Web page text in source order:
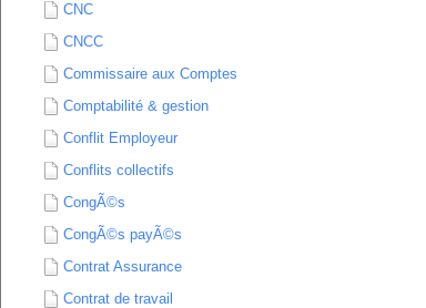
CNC
CNCC
Commissaire aux Comptes
Comptabilité & gestion
Conflit Employeur
Conflits collectifs
CongÃ©s
CongÃ©s payÃ©s
Contrat Assurance
Contrat de travail